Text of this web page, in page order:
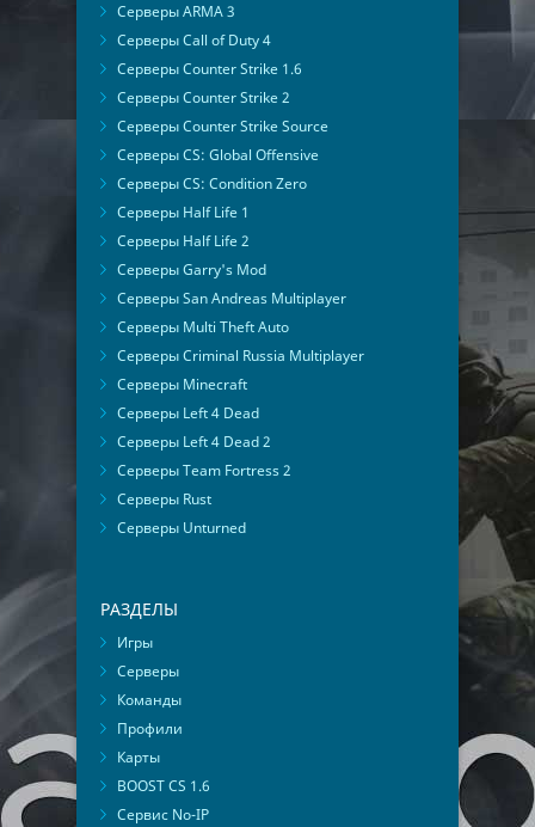
Серверы ARMA 3
Серверы Call of Duty 4
Серверы Counter Strike 1.6
Серверы Counter Strike 2
Серверы Counter Strike Source
Серверы CS: Global Offensive
Серверы CS: Condition Zero
Серверы Half Life 1
Серверы Half Life 2
Серверы Garry's Mod
Серверы San Andreas Multiplayer
Серверы Multi Theft Auto
Серверы Criminal Russia Multiplayer
Серверы Minecraft
Серверы Left 4 Dead
Серверы Left 4 Dead 2
Серверы Team Fortress 2
Серверы Rust
Серверы Unturned
РАЗДЕЛЫ
Игры
Серверы
Команды
Профили
Карты
BOOST CS 1.6
Сервис No-IP